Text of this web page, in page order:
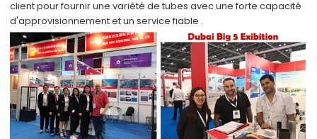
clientpour fournir une variété de tubes avecune forte capacité
d'approvisionnementetun service fiable .